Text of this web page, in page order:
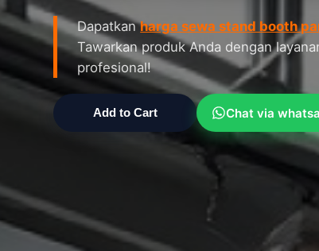
Dapatkanharga sewa stand booth
Tawarkan produk Anda dengan
profesional!
Add to Cart Chat via